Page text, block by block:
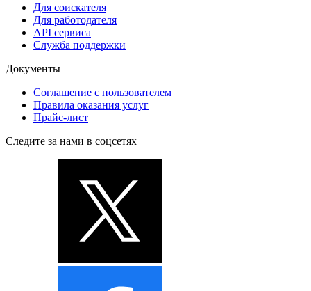
Для соискателя
Для работодателя
API сервиса
Служба поддержки
Документы
Соглашение с пользователем
Правила оказания услуг
Прайс-лист
Следите за нами в соцсетях